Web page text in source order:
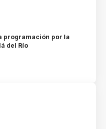
programación por la
del Río